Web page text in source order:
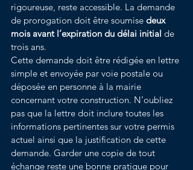
rigoureuse, reste accessible. La demande
de prorogation doit être soumise deux
mois avant l’expiration du délai initial de
trois ans.
Cette demande doit être rédigée en lettre
simple et envoyée par voie postale ou
déposée en personne à la mairie
concernant votre construction. N’oubliez
pas que la lettre doit inclure toutes les
informations pertinentes sur votre permis
actuel ainsi que la justification de cette
demande. Garder une copie de tout
échange reste une bonne pratique pour